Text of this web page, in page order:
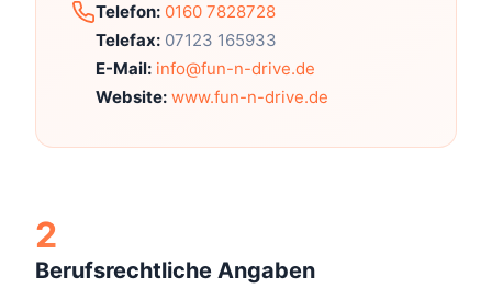
Telefon: 0160 7828728
Telefax: 07123 165933
E-Mail: info@fun-n-drive.de
Website: www.fun-n-drive.de
2
Berufsrechtliche Angaben